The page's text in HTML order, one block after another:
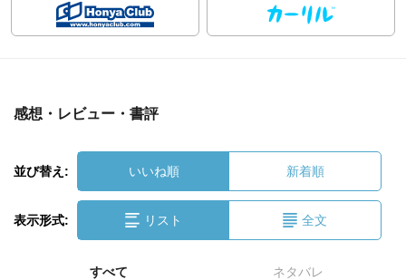
感想・レビュー・書評
並び替え: いいね順 新着順
表示形式: リスト 全文
すべて ネタバレ